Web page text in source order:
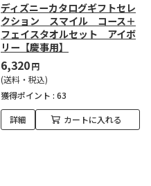
ディズニーカタログギフトセレ
クション スマイル コース＋
フェイスタオルセット アイボ
リー【慶事用】
6,320円
(送料・税込)
獲得ポイント : 63
詳細 カートに入れる